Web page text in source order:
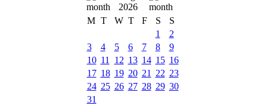
2026
M T W T F S
S
1
2
3
4 5 6 7 8
9
10 11 12 13 14 15 16
17 18 19 20 21 22 23
24 25 26 27 28 29 30
31